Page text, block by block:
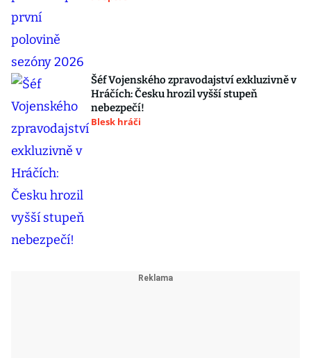
Šéf Vojenského zpravodajství exkluzivně v
Hráčích: Česku hrozil vyšší stupeň
nebezpečí!
Blesk hráči